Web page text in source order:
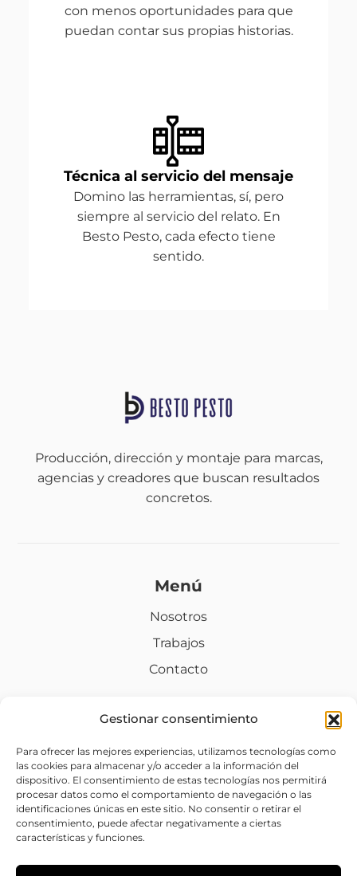
Gestionar consentimiento
Para ofrecer las mejores experiencias, utilizamos tecnologías como
las cookies para almacenar y/o acceder a la información del
dispositivo. El consentimiento de estas tecnologías nos permitirá
procesar datos como el comportamiento de navegación o las
identificaciones únicas en este sitio. No consentir o retirar el
consentimiento, puede afectar negativamente a ciertas
características y funciones.
con menos oportunidades para que
puedan contar sus propias historias.
Técnica al servicio del mensaje
Domino las herramientas, sí, pero
siempre al servicio del relato. En
Besto Pesto, cada efecto tiene
sentido.
Producción, dirección y montaje para marcas,
agencias y creadores que buscan resultados
concretos.
Menú
Nosotros
Trabajos
Contacto
Legal
Aviso legal
Política de privacidad
Política de cookies (UE)